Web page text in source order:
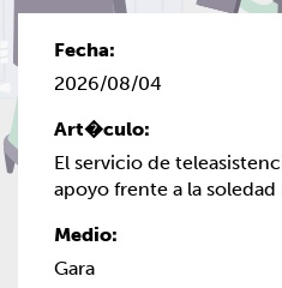
EKITALDIAK
2026/08/04
El servicio de
apoyo frente a la soledad
Gara